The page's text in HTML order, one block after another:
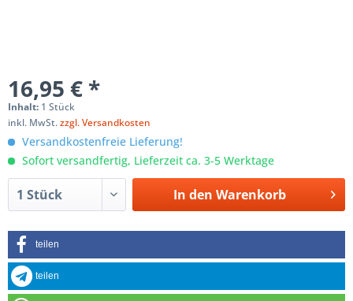
16,95 € *
Inhalt: 1 Stück
inkl. MwSt.zzgl. Versandkosten
Versandkostenfreie Lieferung!
Sofort versandfertig, Lieferzeit ca. 3-5 Werktage
In den Warenkorb
teilen
teilen